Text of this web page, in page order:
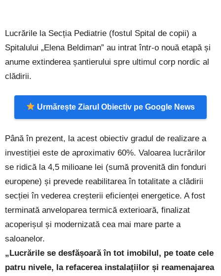
Lucrările la Secția Pediatrie (fostul Spital de copii) a
Spitalului „Elena Beldiman” au intrat într-o nouă etapă și
anume extinderea șantierului spre ultimul corp nordic al
clădirii.
Urmărește Ziarul Obiectiv pe Google News
Până în prezent, la acest obiectiv gradul de realizare a
investiției este de aproximativ 60%. Valoarea lucrărilor
se ridică la 4,5 milioane lei (sumă provenită din fonduri
europene) și prevede reabilitarea în totalitate a clădirii
secției în vederea creșterii eficienței energetice. A fost
terminată anveloparea termică exterioară, finalizat
acoperișul și modernizată cea mai mare parte a
saloanelor.
„Lucrările se desfășoară în tot imobilul, pe toate cele
patru nivele, la refacerea instalațiilor și reamenajarea